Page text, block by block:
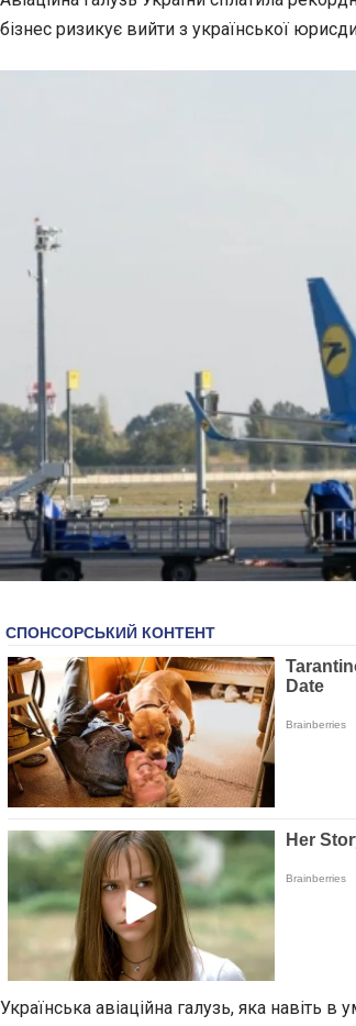
бізнес ризикує вийти з української
Українська авіаційна галузь, яка навіть